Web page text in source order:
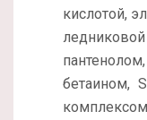
кислотой,
бетаином,